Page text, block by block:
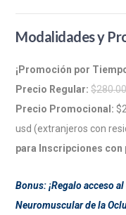
Modalidades y
¡Promoción por
Precio Regular:
Precio Promocional:
usd (extranjeros con
para Inscripciones con
Bonus: ¡Regalo acceso
Neuromuscular de la